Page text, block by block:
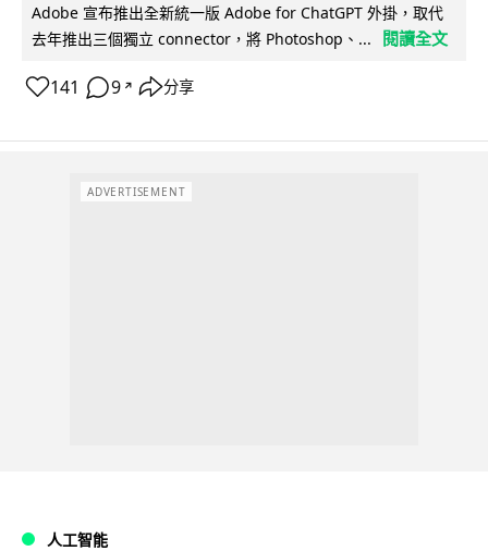
Adobe 宣布推出全新統一版 Adobe for ChatGPT 外掛，取代
去年推出三個獨立 connector，將 Photoshop、...
閱讀全文
141 9 ↗ 分享
ADVERTISEMENT
人工智能